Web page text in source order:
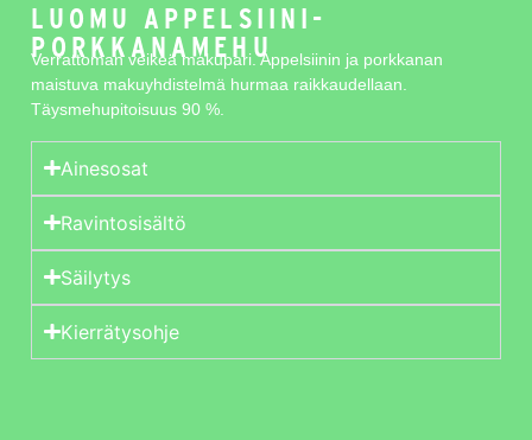
LUOMU APPELSIINI-
PORKKANAMEHU
Verrattoman veikeä makupari. Appelsiinin ja porkkanan
maistuva makuyhdistelmä hurmaa raikkaudellaan.
Täysmehupitoisuus 90 %.
Ainesosat
Ravintosisältö
Säilytys
Kierrätysohje